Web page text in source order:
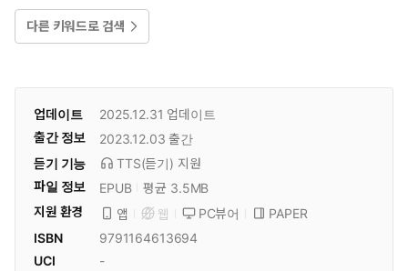
다른 키워드로 검색
업데이트 2025.12.31 업데이트
출간 정보
2023.12.03 출간
듣기 기능
TTS(듣기) 지원
파일 정보
EPUB
평균 3.5MB
지원 환경
앱 웹 PC뷰어
PAPER
ISBN
9791164613694
UCI
-